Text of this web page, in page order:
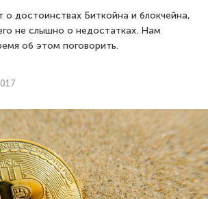
о достоинствах Биткойна и блокчейна,
не слышно о недостатках. Нам
об этом поговорить.